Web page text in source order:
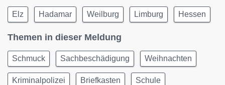
Elz Hadamar Weilburg Limburg Hessen
Themen in dieser Meldung
Schmuck Sachbeschädigung Weihnachten
Kriminalpolizei Briefkasten Schule